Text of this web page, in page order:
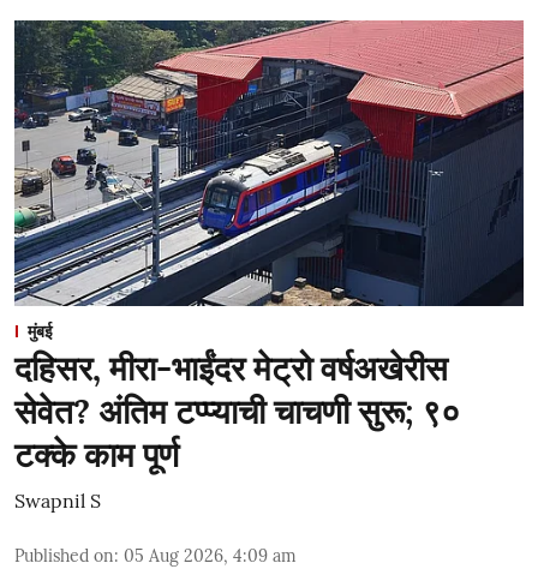
मुंबई
दहिसर, मीरा-भाईंदर मेट्रो वर्षअखेरीस
सेवेत? अंतिम टप्प्याची चाचणी सुरू; ९०
टक्के काम पूर्ण
Swapnil S
Published on: 05 Aug 2026, 4:09 am